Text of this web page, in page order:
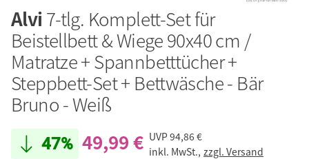
Alvi7-tlg. Komplett-Set für
Beistellbett & Wiege 90x40 cm /
Matratze + Spannbetttücher +
Steppbett-Set + Bettwäsche - Bär
Bruno - Weiß
47% 49,99 € UVP94,86 €
inkl. MwSt., zzgl. Versand